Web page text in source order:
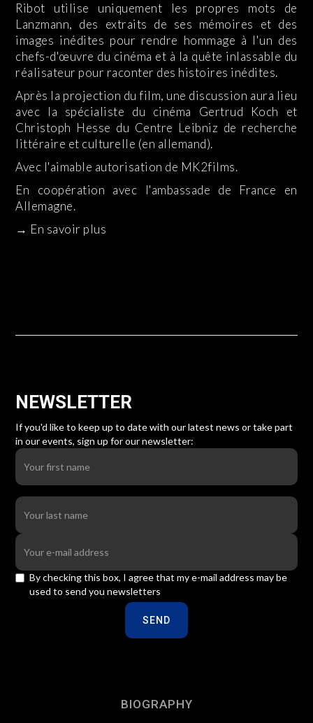
Ribot utilise uniquement les propres mots de
Lanzmann, des extraits de ses mémoires et des
images inédites pour rendre hommage à l'un des
chefs-d'œuvre du cinéma et à la quête inlassable du
réalisateur pour raconter des histoires inédites.
Après la projection du film, une discussion aura lieu
avec la spécialiste du cinéma Gertrud Koch et
Christoph Hesse du Centre Leibniz de recherche
littéraire et culturelle (en allemand).
Avec l'aimable autorisation de MK2films.
En coopération avec l'ambassade de France en
Allemagne.
→ En savoir plus
NEWSLETTER
If you'd like to keep up to date with our latest news or take part
in our events, sign up for our newsletter:
By checking this box, I agree that my e-mail address may be
used to send you newsletters
BIOGRAPHY